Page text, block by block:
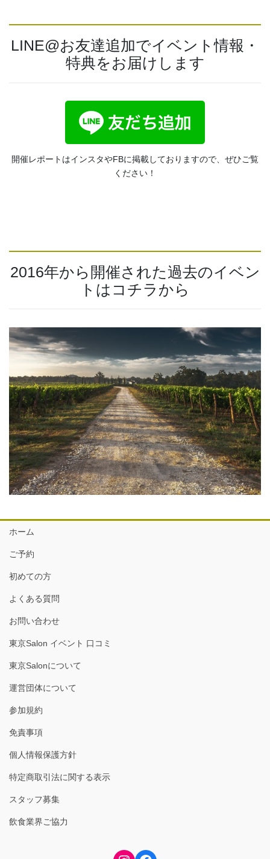
LINE@お友達追加でイベント情報・
特典をお届けします
開催レポートはインスタやFBに掲載しておりますので、ぜひご覧
ください！
2016年から開催された過去のイベン
トはコチラから
ホーム
ご予約
初めての方
よくある質問
お問い合わせ
東京Salon イベント 口コミ
東京Salonについて
運営団体について
参加規約
免責事項
個人情報保護方針
特定商取引法に関する表示
スタッフ募集
飲食業界ご協力